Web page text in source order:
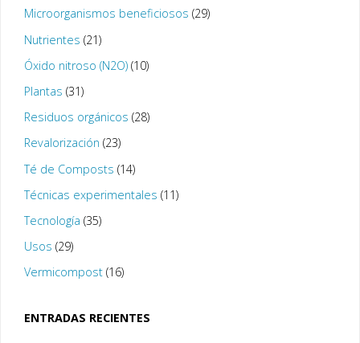
Microorganismos beneficiosos (29)
Nutrientes (21)
Óxido nitroso (N2O)(10)
Plantas (31)
Residuos orgánicos (28)
Revalorización (23)
Té de Composts (14)
Técnicas experimentales (11)
Tecnología (35)
Usos (29)
Vermicompost(16)
ENTRADAS RECIENTES